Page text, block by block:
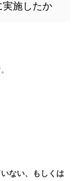
実施したか
ない、もしくは